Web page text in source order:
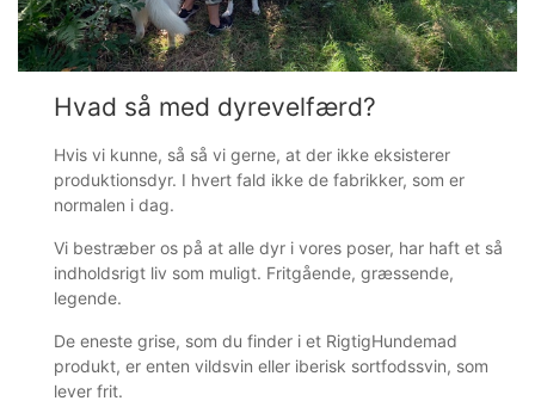
Hvad så med dyrevelfærd?
Hvis vi kunne, så så vi gerne, at der ikke eksisterer
produktionsdyr. I hvert fald ikke de fabrikker, som er
normalen i dag.
Vi bestræber os på at alle dyr i vores poser, har haft et så
indholdsrigt liv som muligt. Fritgående, græssende,
legende.
De eneste grise, som du finder i et RigtigHundemad
produkt, er enten vildsvin eller iberisk sortfodssvin, som
lever frit.